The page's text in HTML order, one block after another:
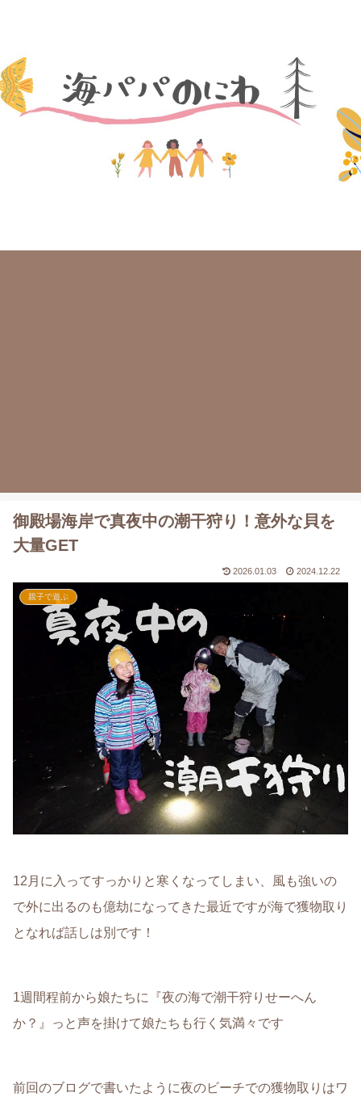
御殿場海岸で真夜中の潮干狩り！意外な貝を
大量GET
2026.01.03 2024.12.22
親子で遊ぶ
12月に入ってすっかりと寒くなってしまい、風も強いの
で外に出るのも億劫になってきた最近ですが海で獲物取り
となれば話しは別です！
1週間程前から娘たちに『夜の海で潮干狩りせーへん
か？』っと声を掛けて娘たちも行く気満々です
前回のブログで書いたように夜のビーチでの獲物取りはワ